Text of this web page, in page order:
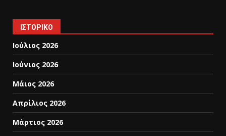
ΙΣΤΟΡΙΚΌ
Ιούλιος 2026
Ιούνιος 2026
Μάιος 2026
Απρίλιος 2026
Μάρτιος 2026